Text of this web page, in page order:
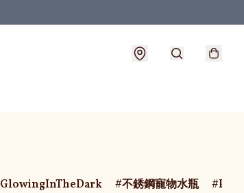
GlowingInTheDark 不銹鋼寵物水瓶